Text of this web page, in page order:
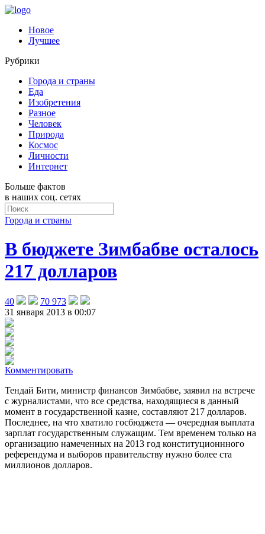
Новое
Лучшее
Рубрики
Города и страны
Еда
Изобретения
Разное
Человек
Природа
Космос
Личности
Интернет
Больше фактов
в наших соц. сетях
Города и страны
В бюджете Зимбабве осталось
217 долларов
40
70 973
31 января 2013 в 00:07
Комментировать
Тендай Бити, министр финансов Зимбабве, заявил на встрече
с журналистами, что все средства, находящиеся в данный
момент в государственной казне, составляют 217 долларов.
Последнее, на что хватило госбюджета — очередная выплата
зарплат государственным служащим. Тем временем только на
организацию намеченных на 2013 год конституционнного
референдума и выборов правительству нужно более ста
миллионов долларов.